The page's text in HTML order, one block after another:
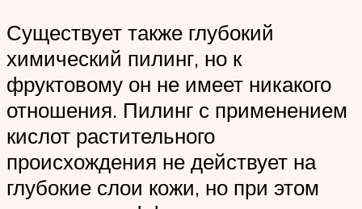
Существует также глубокий
химический пилинг, но к
фруктовому он не имеет никакого
отношения. Пилинг с применением
кислот растительного
происхождения не действует на
глубокие слои кожи, но при этом